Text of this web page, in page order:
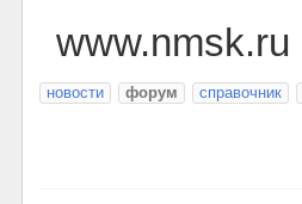
www.nmsk.ru
новости форум справочник